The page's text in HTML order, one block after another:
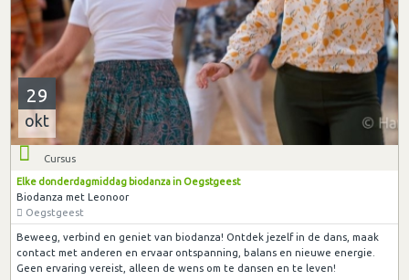
29
okt
Cursus
Elke donderdagmiddag biodanza in Oegstgeest
Biodanza met Leonoor
Oegstgeest
Beweeg, verbind en geniet van biodanza! Ontdek jezelf in de dans, maak
contact met anderen en ervaar ontspanning, balans en nieuwe energie.
Geen ervaring vereist, alleen de wens om te dansen en te leven!